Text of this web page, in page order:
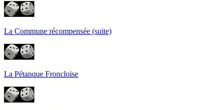
La Commune récompensée (suite)
La Pétanque Froncloise